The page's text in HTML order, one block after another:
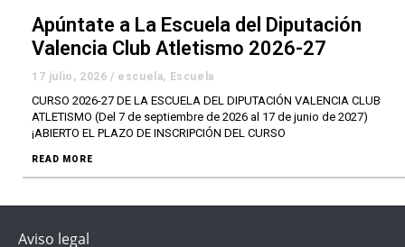
Apúntate a La Escuela del Diputación
Valencia Club Atletismo 2026-27
17 julio, 2026 / escuela, Escuela
CURSO 2026-27 DE LA ESCUELA DEL DIPUTACIÓN VALENCIA CLUB
ATLETISMO (Del 7 de septiembre de 2026 al 17 de junio de 2027)
¡ABIERTO EL PLAZO DE INSCRIPCIÓN DEL CURSO
READ MORE
Aviso legal